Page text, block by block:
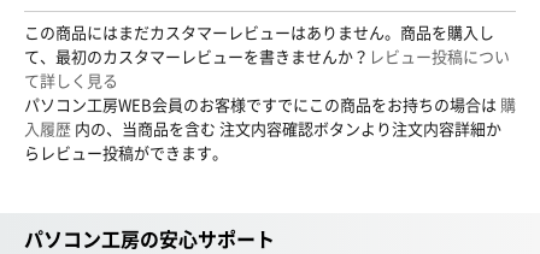
この商品にはまだカスタマーレビューはありません。商品を購入し
て、最初のカスタマーレビューを書きませんか？ レビュー投稿につい
て詳しく見る
パソコン工房WEB会員のお客様ですでにこの商品をお持ちの場合は 購
入履歴 内の、当商品を含む 注文内容確認ボタンより注文内容詳細か
らレビュー投稿ができます。
パソコン工房の安心サポート